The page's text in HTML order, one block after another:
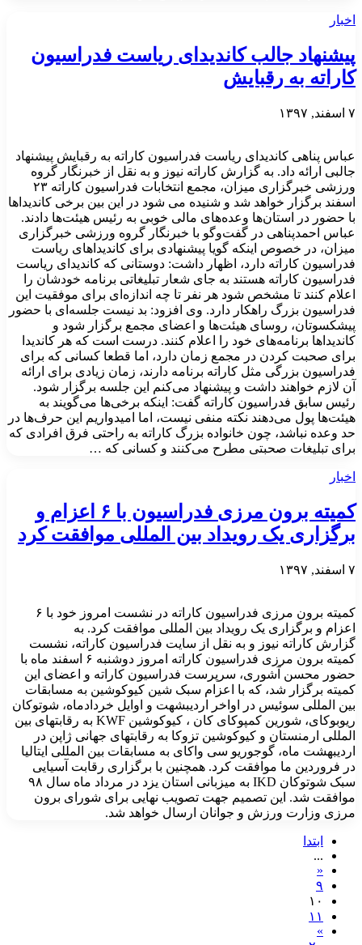
اخبار
پیشنهاد جالب کاندیدای ریاست فدراسیون
کاراته به رقبایش
۷ اسفند, ۱۳۹۷
عباس پناهی کاندیدای ریاست فدراسیون کاراته به رقبایش پیشنهاد
جالبی ارائه داد. به گزارش کاراته نیوز و به نقل از خبرنگار گروه
ورزشی خبرگزاری میزان، مجمع انتخابات فدراسیون کاراته ۲۳
اسفند برگزار خواهد شد و شنیده می شود در این بین برخی کاندیدا‌ها
با حضور در استان‌ها وعده‌های مالی خوبی به رئیس هیئت‌ها دادند.
عباس احمدپناهی در گفت‌وگو با خبرنگار گروه ورزشی خبرگزاری
میزان، در خصوص اینکه گویا پیشنهادی برای کاندیدا‌های ریاست
فدراسیون کاراته دارد، اظهار داشت: دوستانی که کاندیدای ریاست
فدراسیون کاراته هستند به جای شعار تبلیغاتی برنامه خودشان را
اعلام کنند تا مشخص شود هر نفر تا چه اندازه‌ای برای موفقیت این
فدراسیون بزرگ راهکار دارد. وی افزود: بد نیست جلسه‌ای با حضور
پیشکسوتان، روسای هیئت‌ها و اعضای مجمع برگزار شود و
کاندیدا‌ها برنامه‌های خود را اعلام کنند. درست است که هر کاندیدا
برای صحبت کردن در مجمع زمان دارد، اما قطعا کسانی که برای
فدراسیون بزرگی مثل کاراته برنامه دارند، زمان زیادی برای ارائه
آن لازم خواهند داشت و پیشنهاد می‌کنم این جلسه برگزار شود.
رئیس سابق فدراسیون کاراته گفت: اینکه برخی‌ها می‌گویند به
هیئت‌ها پول می‌دهند نکته منفی نیست، اما امیدواریم این حرف‌ها در
حد وعده نباشد، چون خانواده بزرگ کاراته به راحتی فرق افرادی که
برای تبلیغات صحبتی مطرح می‌کنند و کسانی که …
اخبار
کمیته برون مرزی فدراسیون با ۶ اعزام و
برگزاری یک رویداد بین المللی موافقت کرد
۷ اسفند, ۱۳۹۷
کمیته برون مرزی فدراسیون کاراته در نشست امروز خود با ۶
اعزام و برگزاری یک رویداد بین المللی موافقت کرد. به
گزارش کاراته نیوز و به نقل از سایت فدراسیون کاراته، نشست
کمیته برون مرزی فدراسیون کاراته امروز دوشنبه ۶ اسفند ماه با
حضور محسن آشوری، سرپرست فدراسیون کاراته و اعضای این
کمیته برگزار شد، که با اعزام سبک شین کیوکوشین به مسابقات
بین المللی سوئیس در اواخر اردیبشهت و اوایل خردادماه، شوتوکان
ریوبوکای، شورین کمپوکای کان ، کیوکوشین KWF به رقابتهای بین
المللی ارمنستان و کیوکوشین تزوکا به رقابتهای جهانی ژاپن در
اردیبهشت ماه، گوجوریو سی واکای به مسابقات بین المللی ایتالیا
در فروردین ما موافقت کرد. همچنین با برگزاری رقابت آسیایی
سبک شوتوکان IKD به میزبانی استان یزد در مرداد ماه سال ۹۸
موافقت شد. این تصمیم جهت تصویب نهایی برای شورای برون
مرزی وزارت ورزش و جوانان ارسال خواهد شد.
ابتدا
...
«
۹
۱۰
۱۱
»